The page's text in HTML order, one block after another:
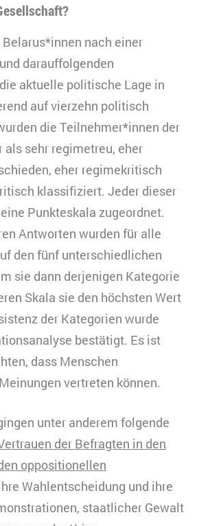
nach einer
darauffolgenden
aktuelle politische Lage in
auf vierzehn politisch
die Teilnehmer*innen der
als sehr regimetreu, eher
eher regimekritisch
klassifiziert. Jeder dieser
Punkteskala zugeordnet.
Antworten wurden für alle
den fünf unterschiedlichen
sie dann derjenigen Kategorie
Skala sie den höchsten Wert
der Kategorien wurde
bestätigt. Es ist
dass Menschen
vertreten können.
unter anderem folgende
der Befragten in den
oppositionellen
Wahlentscheidung und ihre
staatlicher Gewalt